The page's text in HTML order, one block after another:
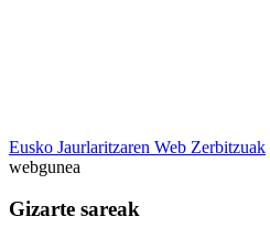
Eusko Jaurlaritzaren Web Zerbitzuak
webgunea
Gizarte sareak